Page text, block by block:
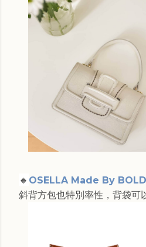
🔸 OSELLA Made By
斜背方包也特別率性，背袋可